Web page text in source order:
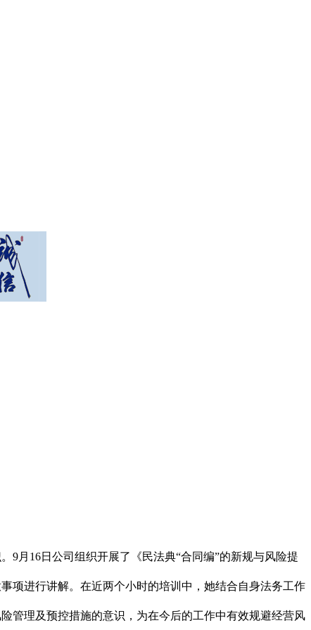
月16日公司组织开展了《民法典“合同编”的新规与风险提
进行讲解。在近两个小时的培训中，她结合自身法务工作
理及预控措施的意识，为在今后的工作中有效规避经营风